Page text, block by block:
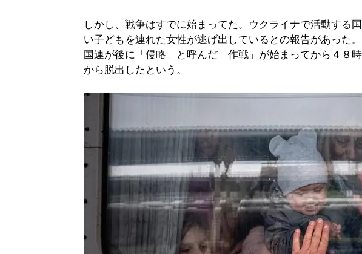
しかし、戦争はすでに始まってた。ウクライナで活動する
い子どもを連れた女性が逃げ出しているとの報告があった
国連が後に「侵略」と呼んだ「作戦」が始まってから４８
から脱出したという。